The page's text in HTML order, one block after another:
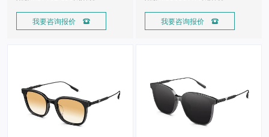
我要咨询报价  我要咨询报价 